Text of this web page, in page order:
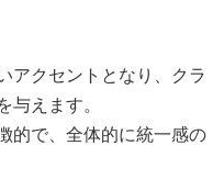
アクセントとなり、クラ
えます。
的で、全体的に統一感の